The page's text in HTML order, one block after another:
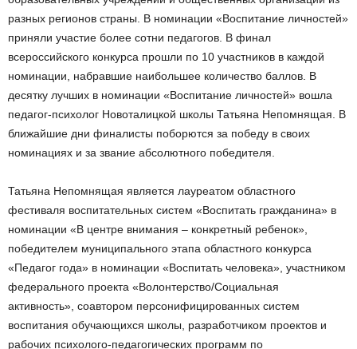
разных регионов страны. В номинации «Воспитание личностей»
приняли участие более сотни педагогов. В финал
всероссийского конкурса прошли по 10 участников в каждой
номинации, набравшие наибольшее количество баллов. В
десятку лучших в номинации «Воспитание личностей» вошла
педагог-психолог Новоталицкой школы Татьяна Непомнящая. В
ближайшие дни финалисты поборются за победу в своих
номинациях и за звание абсолютного победителя.
Татьяна Непомнящая является лауреатом областного
фестиваля воспитательных систем «Воспитать гражданина» в
номинации «В центре внимания – конкретный ребенок»,
победителем муниципального этапа областного конкурса
«Педагог года» в номинации «Воспитать человека», участником
федерального проекта «Волонтерство/Социальная
активность», соавтором персонифицированных систем
воспитания обучающихся школы, разработчиком проектов и
рабочих психолого-педагогических программ по